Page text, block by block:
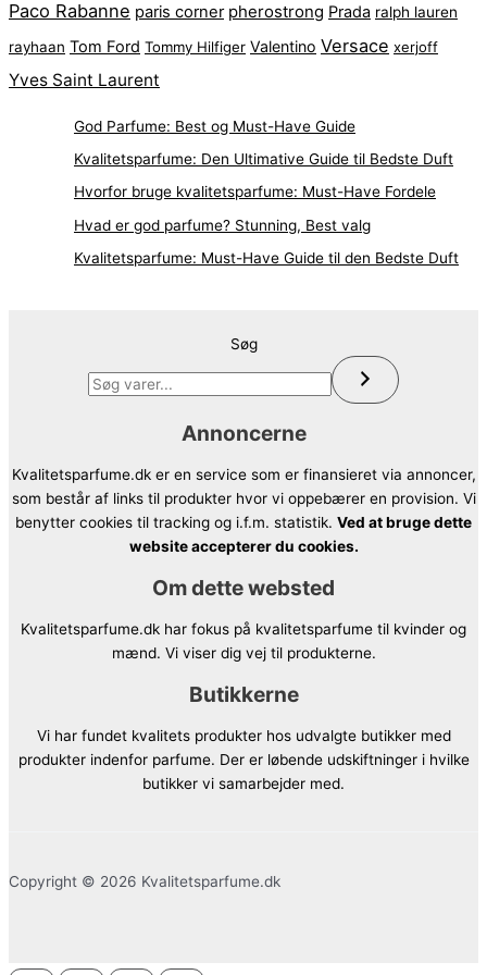
Paco Rabanne paris corner pherostrong Prada ralph lauren
rayhaan Tom Ford Tommy Hilfiger Valentino Versace xerjoff
Yves Saint Laurent
God Parfume: Best og Must-Have Guide
Kvalitetsparfume: Den Ultimative Guide til Bedste Duft
Hvorfor bruge kvalitetsparfume: Must-Have Fordele
Hvad er god parfume? Stunning, Best valg
Kvalitetsparfume: Must-Have Guide til den Bedste Duft
Søg
Annoncerne
Kvalitetsparfume.dk er en service som er finansieret via annoncer,
som består af links til produkter hvor vi oppebærer en provision. Vi
benytter cookies til tracking og i.f.m. statistik. Ved at bruge dette
website accepterer du cookies.
Om dette websted
Kvalitetsparfume.dk har fokus på kvalitetsparfume til kvinder og
mænd. Vi viser dig vej til produkterne.
Butikkerne
Vi har fundet kvalitets produkter hos udvalgte butikker med
produkter indenfor parfume. Der er løbende udskiftninger i hvilke
butikker vi samarbejder med.
Copyright © 2026 Kvalitetsparfume.dk